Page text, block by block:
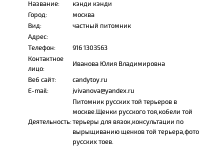
Название:
кэнди кэнди
Город:
москва
Вид:
частный питомник
Адрес:
Телефон:
916 1303563
Контактное
лицо:
Иванова Юлия Владимировна
Веб сайт:
candytoy.ru
E-mail:
jvivanova@yandex.ru
Деятельность:
Питомник русских той терьеров в
москве.Щенки русского тоя,кобели той
терьеры для вязок,консультации по
вырыщиванию щенков той терьера,фото
русских тоев.